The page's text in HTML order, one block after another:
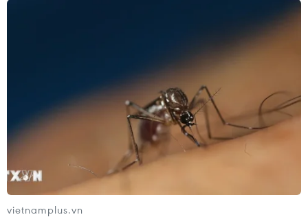
Bạc Liêu-Cà Mau giai đoạn 2026-
06/08/2026 12:24
Tuyên Quang khẩn trương khắc
phục sạt lở trên các tuyến giao thông
06/08/2026 11:54
vietnamplus.vn